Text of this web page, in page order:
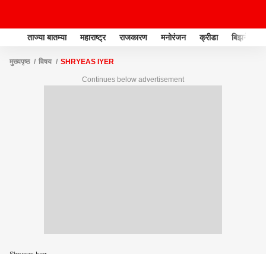
ताज्या बातम्या महाराष्ट्र राजकारण मनोरंजन क्रीडा बिझनेस
मुख्यपृष्ठ विषय SHRYEAS IYER
Continues below advertisement